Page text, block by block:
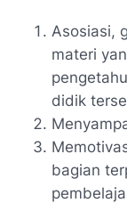
Asosiasi,
materi
didik
bagian